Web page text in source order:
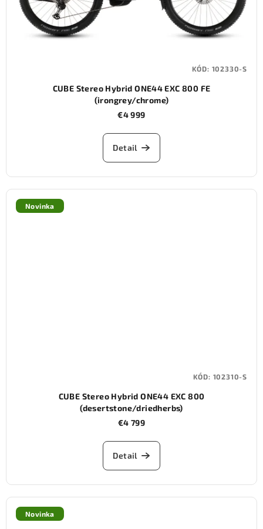
CUBE Stereo Hybrid ONE44 EXC 800 FE
(irongrey/chrome)
€4 999
Detail
KÓD: 102330-S
Novinka
CUBE Stereo Hybrid ONE44 EXC 800
(desertstone/driedherbs)
€4 799
Detail
KÓD: 102310-S
Novinka